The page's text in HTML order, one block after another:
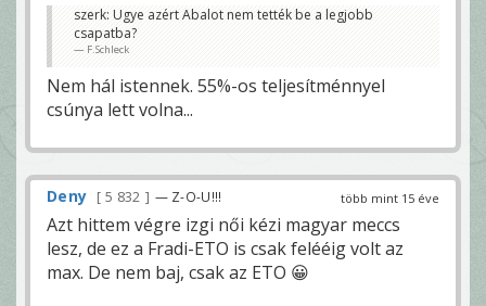
szerk: Ugye azért Abalot nem tették be a legjobb
csapatba?
F.Schleck
Nem hál istennek. 55%-os teljesítménnyel
csúnya lett volna...
több mint 15 éve
Deny 5 832 — Z-O-U!!!
Azt hittem végre izgi női kézi magyar meccs
lesz, de ez a Fradi-ETO is csak felééig volt az
max. De nem baj, csak az ETO 😀